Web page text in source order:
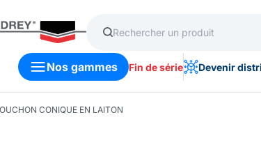
Nos gammes Fin de série Devenir
CONIQUE EN LAITON